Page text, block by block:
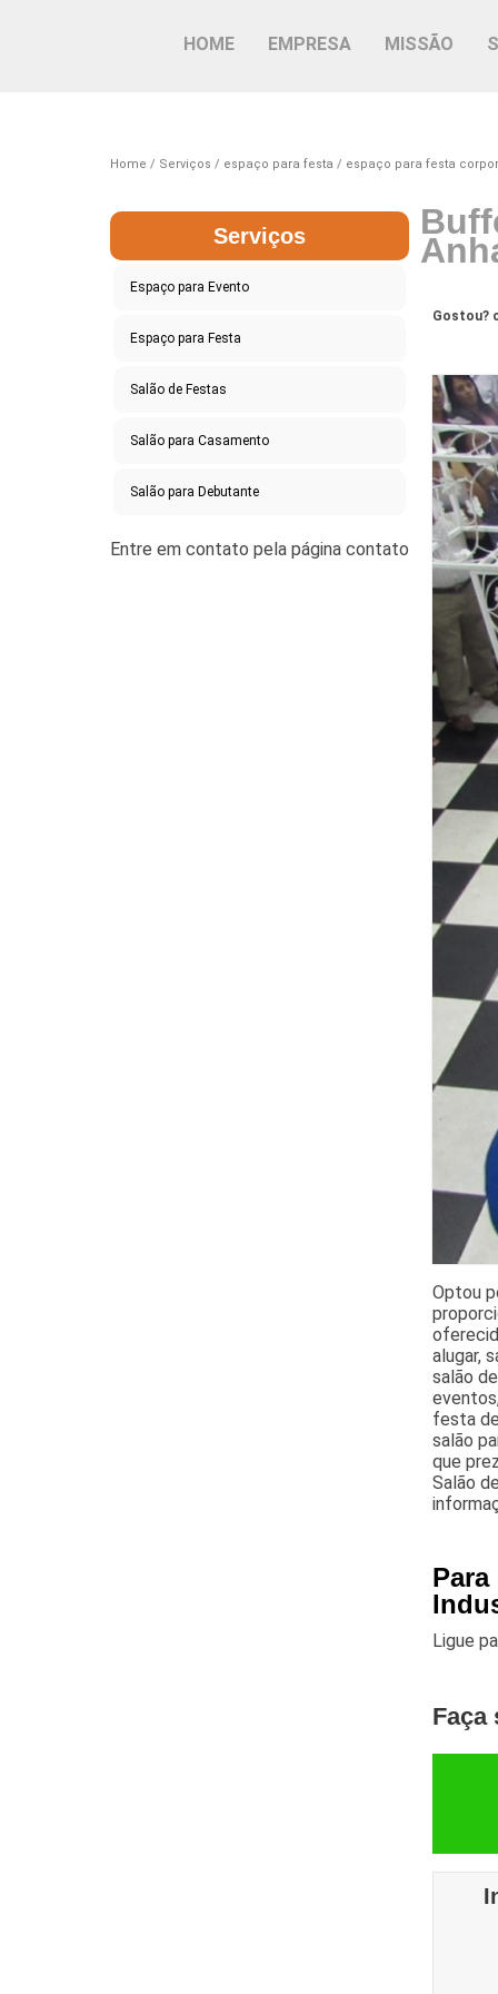
HOME EMPRESA MISSÃO
Home Serviços espaço para festa espaço para festa
Serviços
Espaço para Evento
Espaço para Festa
Salão de Festas
Salão para Casamento
Salão para Debutante
Gostou?
Optou
alugar,
salão
festa
salão
que
Salão
Ligue
Faça